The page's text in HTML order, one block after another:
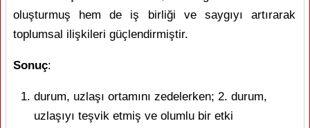
oluşturmuş hem de iş birliği ve saygıyı artırarak
toplumsal ilişkileri güçlendirmiştir.
Sonuç:
durum, uzlaşı ortamını zedelerken; 2. durum,
uzlaşıyı teşvik etmiş ve olumlu bir etki